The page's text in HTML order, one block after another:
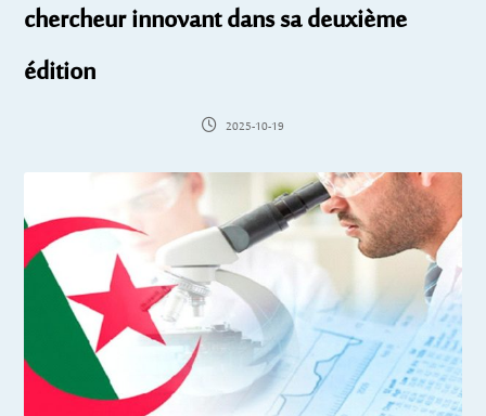
chercheur innovant dans sa deuxième
édition
2025-10-19